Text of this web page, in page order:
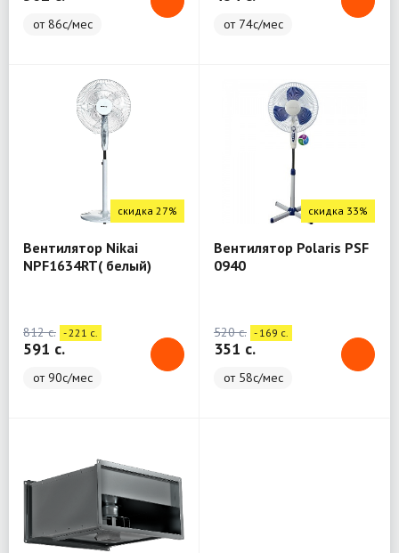
от 86с/мес от 74с/мес
скидка 27%
Вентилятор Nikai
NPF1634RT( белый)
812 c. - 221 c.
591 c.
от 90с/мес
скидка 33%
Вентилятор Polaris PSF
0940
520 c. - 169 c.
351 c.
от 58с/мес